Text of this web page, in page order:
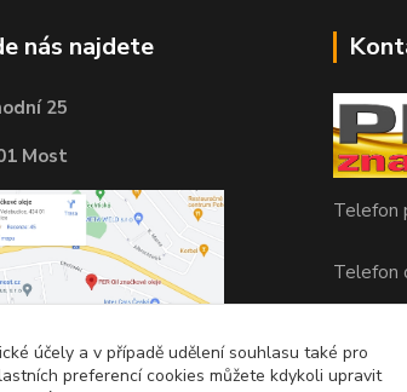
nás najdete
25
Most
Telefon
Telefon
účely a v případě udělení souhlasu také pro
preferencí cookies můžete kdykoli upravit